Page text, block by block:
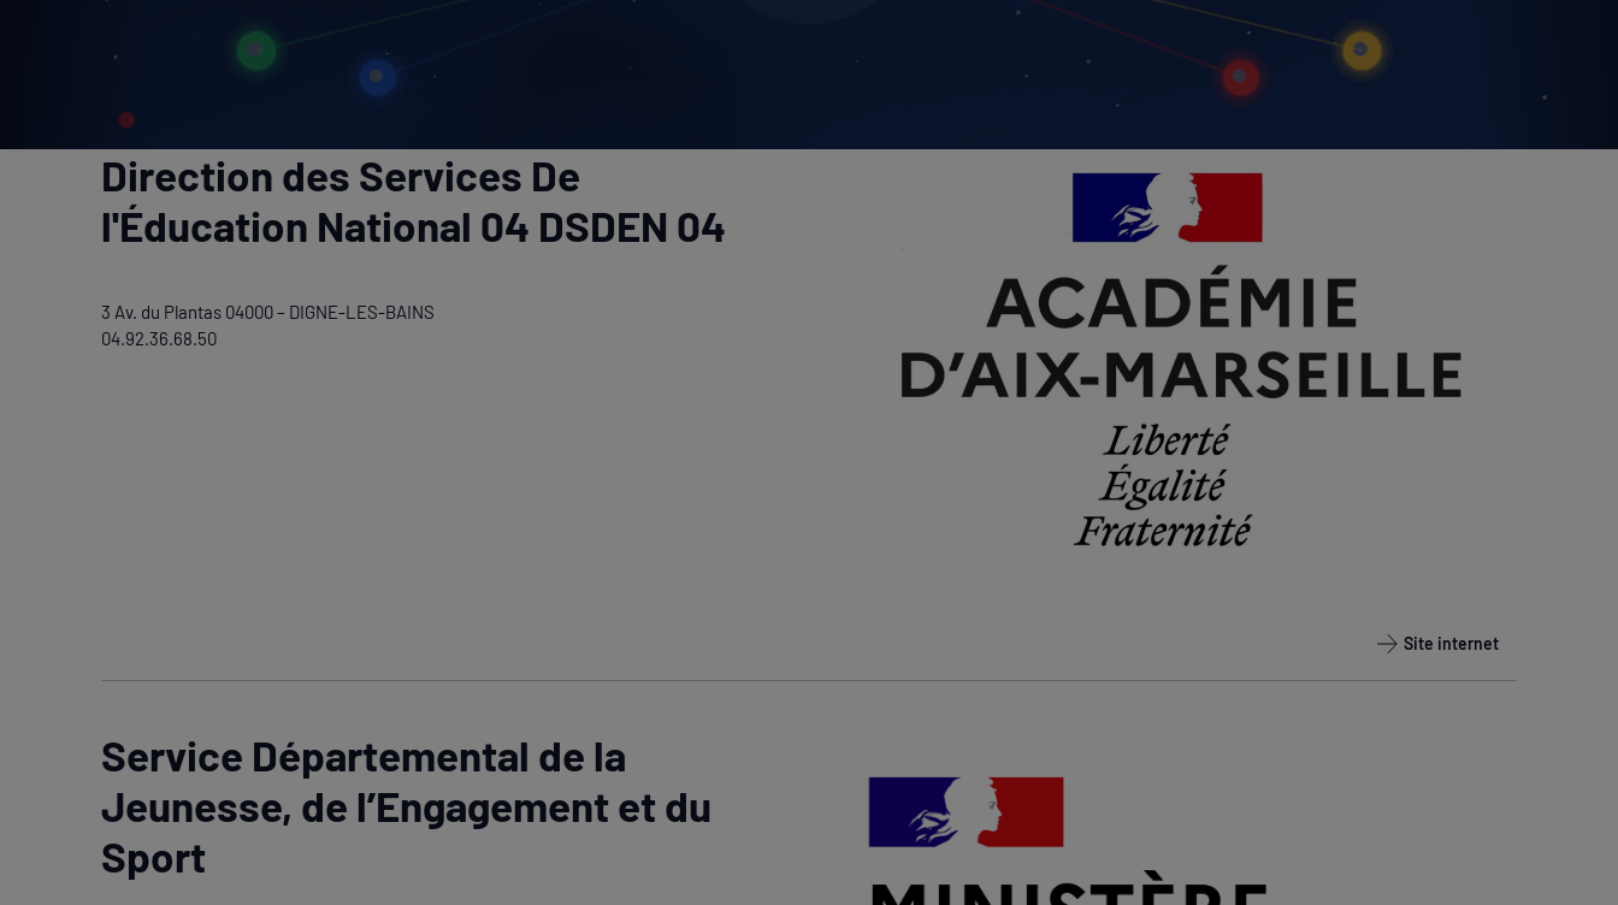
Direction des Services De
l'Éducation National 04 DSDEN 04
3 Av. du Plantas 04000 – DIGNE-LES-BAINS
04.92.36.68.50
Site internet
Service Départemental de la
Jeunesse, de l’Engagement et du
Sport